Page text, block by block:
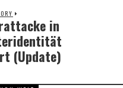
in
(Update)